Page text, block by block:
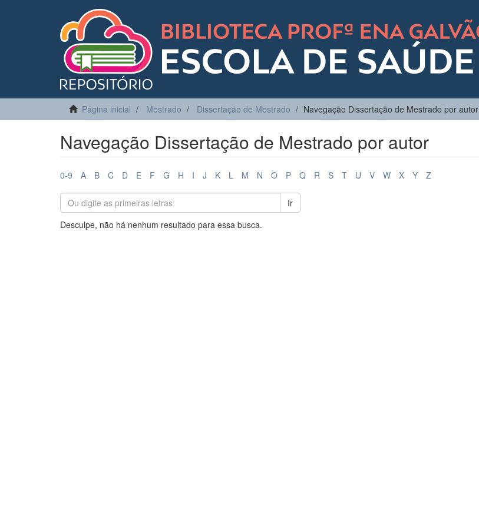
Página inicial Mestrado Dissertação de Mestrado Navegação Dissertação de Mestrado por autor
Navegação Dissertação de Mestrado por autor
0-9 A B C D E F G H I J K L M N O P Q R S T U V W X Y Z
Ir
Desculpe, não há nenhum resultado para essa busca.